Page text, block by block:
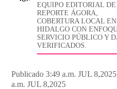
EQUIPO EDITORIAL DE
REPORTE ÁGORA,
COBERTURA LOCAL EN
HIDALGO CON
SERVICIO PÚBLICO Y
VERIFICADOS.
Publicado 3:49 a.m. JUL 8,2025
a.m. JUL 8,2025